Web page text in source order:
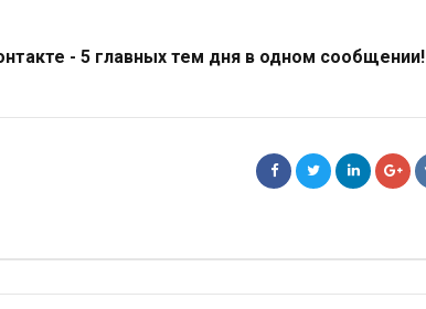
- 5 главных тем дня в одном сообщении!